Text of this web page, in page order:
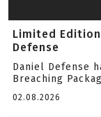
Limited
Defense
Daniel Defense
Breaching
02.08.2026